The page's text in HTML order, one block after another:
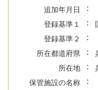
追加年月日
：
登録基準１ ：
登録基準２
：
所在都道府県 ：
所在地
：
保管施設の名称
：